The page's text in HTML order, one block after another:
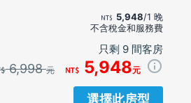
5,948/1 晚
不含稅金和服務費
只剩 9 間客房
6,998元 5,948元
選擇此房型